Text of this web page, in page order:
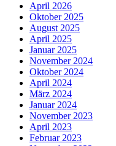
April 2026
Oktober 2025
August 2025
April 2025
Januar 2025
November 2024
Oktober 2024
April 2024
März 2024
Januar 2024
November 2023
April 2023
Februar 2023